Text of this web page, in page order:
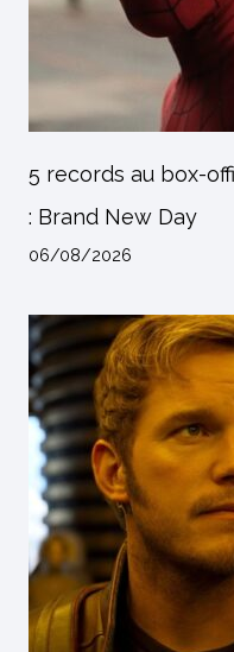
5 records au box-
: Brand New Day
06/08/2026